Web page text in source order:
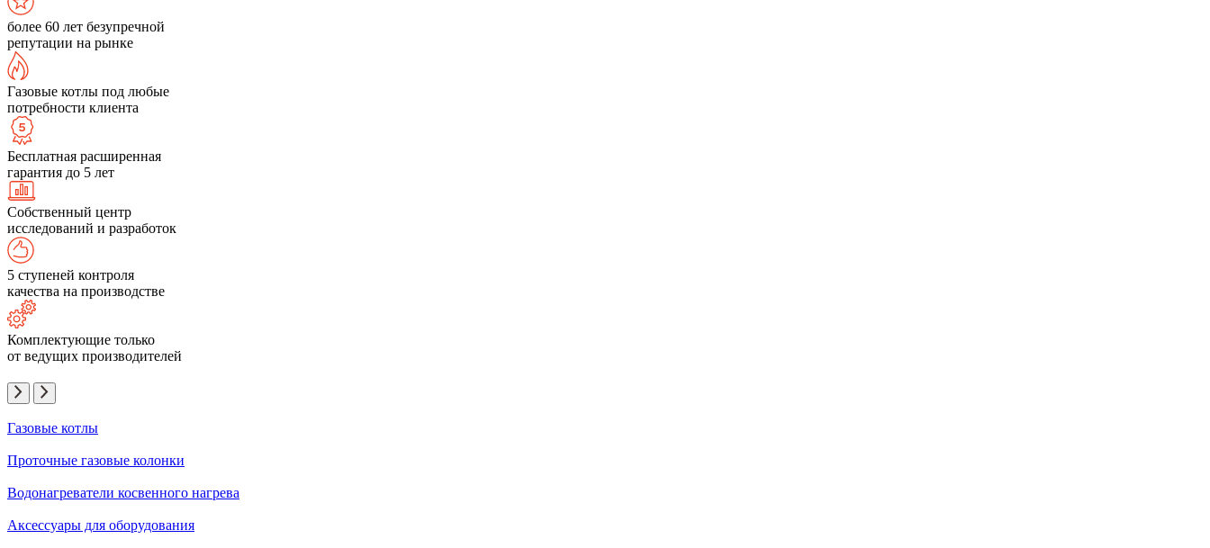
более 60 лет безупречной
репутации на рынке
Газовые котлы под любые
потребности клиента
Бесплатная расширенная
гарантия до 5 лет
Собственный центр
исследований и разработок
5 ступеней контроля
качества на производстве
Комплектующие только
от ведущих производителей
Газовые котлы
Проточные газовые колонки
Водонагреватели косвенного нагрева
Аксессуары для оборудования